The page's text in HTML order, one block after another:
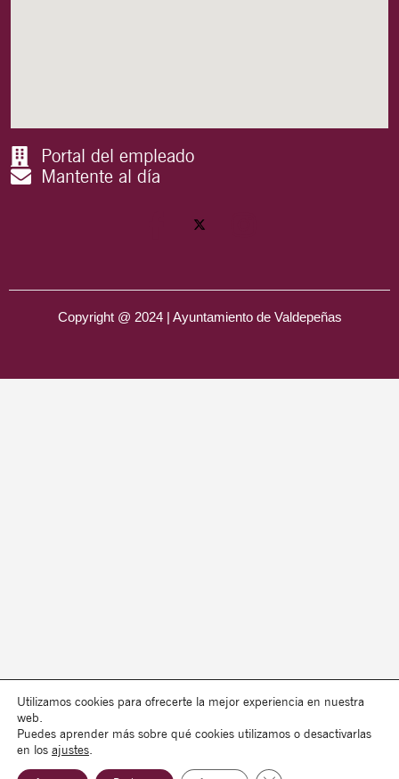
Portal del empleado
Mantente al día
Copyright @ 2024 | Ayuntamiento de Valdepeñas
Utilizamos cookies para ofrecerte la mejor experiencia en nuestra
web.
Puedes aprender más sobre qué cookies utilizamos o desactivarlas
en los ajustes